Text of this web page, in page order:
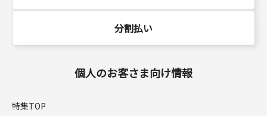
分割払い
個人のお客さま向け情報
特集TOP